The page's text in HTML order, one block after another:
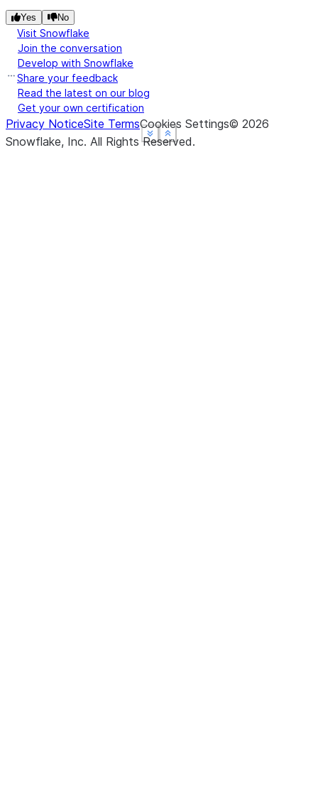
Show less
See more
Show less
See more
Show less
See more
Yes No
Visit Snowflake
Join the conversation
Develop with Snowflake
Share your feedback
Read the latest on our blog
Get your own certification
Privacy NoticeSite TermsCookies Settings© 2026
Snowflake, Inc. All Rights Reserved.